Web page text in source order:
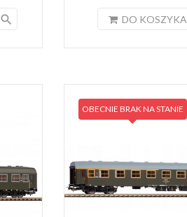
search DO KOSZYKA
OBECNIE BRAK NA STANIE